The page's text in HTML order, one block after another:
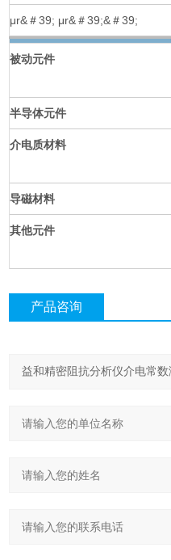
μr&＃39; μr&＃39;&＃39;
被动元件
半导体元件
介电质材料
导磁材料
其他元件
产品咨询